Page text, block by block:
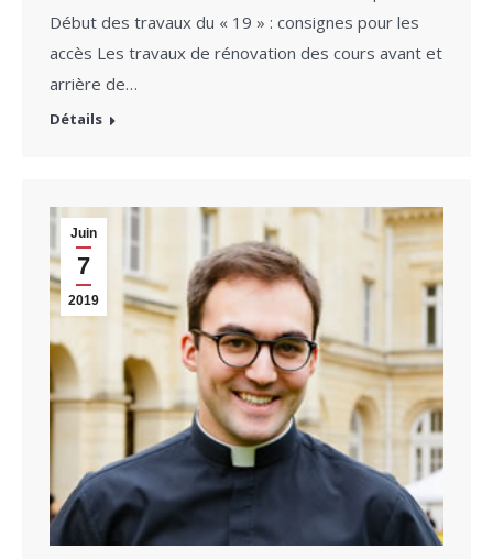
Début des travaux du « 19 » : consignes pour les
accès Les travaux de rénovation des cours avant et
arrière de…
Détails
Juin
7
2019